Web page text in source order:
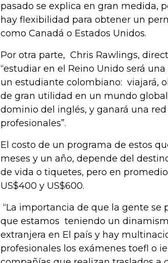
pasado se explica en gran medida,
hay flexibilidad para obtener un
como Canadá o Estados Unidos.
Por otra parte, Chris Rawlings,
“estudiar en el Reino Unido será
un estudiante colombiano: viajará,
de gran utilidad en un mundo
dominio del inglés, y ganará una
profesionales”.
El costo de un programa de estos
meses y un año, depende del
de vida o tiquetes, pero en
US$400 y US$600.
“La importancia de que la gente se
que estamos teniendo un
extranjera en El país y hay
profesionales los exámenes toefl o